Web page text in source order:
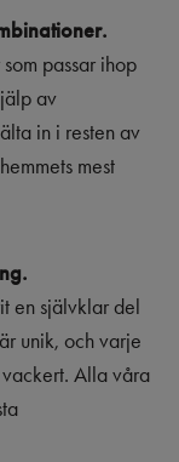
passar ihop
av
in i resten av
mest
en självklar del
unik, och varje
Alla våra